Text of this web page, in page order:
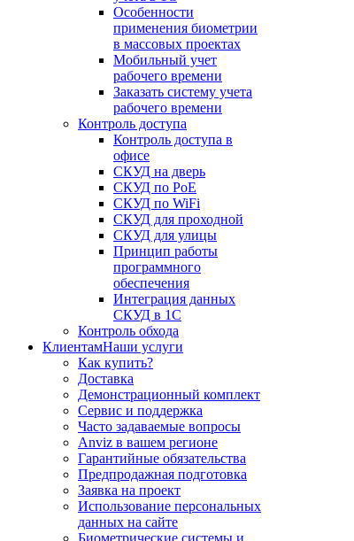
Особенности
применения биометрии
в массовых проектах
Мобильный учет
рабочего времени
Заказать систему учета
рабочего времени
Контроль доступа
Контроль доступа в
офисе
СКУД на дверь
СКУД по PoE
СКУД по WiFi
СКУД для проходной
СКУД для улицы
Принцип работы
программного
обеспечения
Интеграция данных
СКУД в 1С
Контроль обхода
КлиентамНаши услуги
Как купить?
Доставка
Демонстрационный комплект
Сервис и поддержка
Часто задаваемые вопросы
Anviz в вашем регионе
Гарантийные обязательства
Предпродажная подготовка
Заявка на проект
Использование персональных
данных на сайте
Биометрические системы и